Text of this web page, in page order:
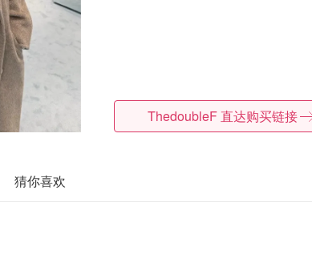
ThedoubleF 直达购买链接
猜你喜欢